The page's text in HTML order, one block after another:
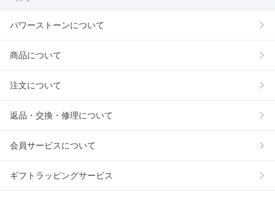
パワーストーンについて
商品について
注文について
返品・交換・修理について
会員サービスについて
ギフトラッピングサービス